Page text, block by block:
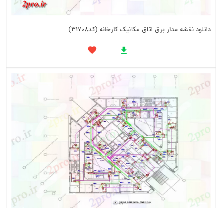
دانلود نقشه مدار برق اتاق مکانیک کارخانه (کد31708)